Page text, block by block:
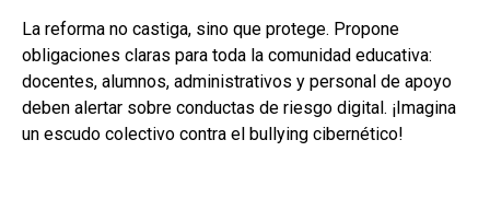
La reforma no castiga, sino que protege. Propone
obligaciones claras para toda la comunidad educativa:
docentes, alumnos, administrativos y personal de apoyo
deben alertar sobre conductas de riesgo digital. ¡Imagina
un escudo colectivo contra el bullying cibernético!